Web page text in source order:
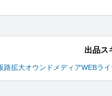
出品ス
路拡大オウンドメディアWEBラ